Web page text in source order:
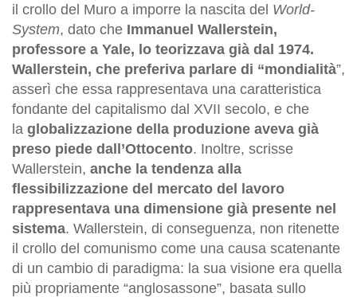
il crollo del Muro a imporre la nascita del World-
System, dato che Immanuel Wallerstein,
professore a Yale, lo teorizzava già dal 1974.
Wallerstein, che preferiva parlare di “mondialità”,
asserì che essa rappresentava una caratteristica
fondante del capitalismo dal XVII secolo, e che
la globalizzazione della produzione aveva già
preso piede dall’Ottocento. Inoltre, scrisse
Wallerstein, anche la tendenza alla
flessibilizzazione del mercato del lavoro
rappresentava una dimensione già presente nel
sistema. Wallerstein, di conseguenza, non ritenette
il crollo del comunismo come una causa scatenante
di un cambio di paradigma: la sua visione era quella
più propriamente “anglosassone”, basata sullo